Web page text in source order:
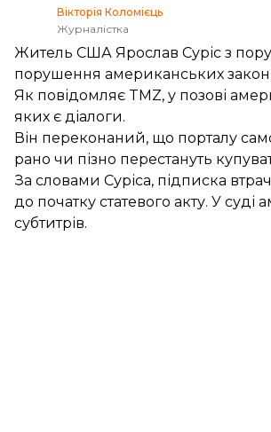
Вікторія Коломієць
Журналістка
Житель США Ярослав Суріс з
порушення американських
Як повідомляє TMZ, у позові
яких є діалоги.
Він переконаний, що порталу
рано чи пізно перестануть
За словами Суріса, підписка
до початку статевого акту. У
субтитрів.